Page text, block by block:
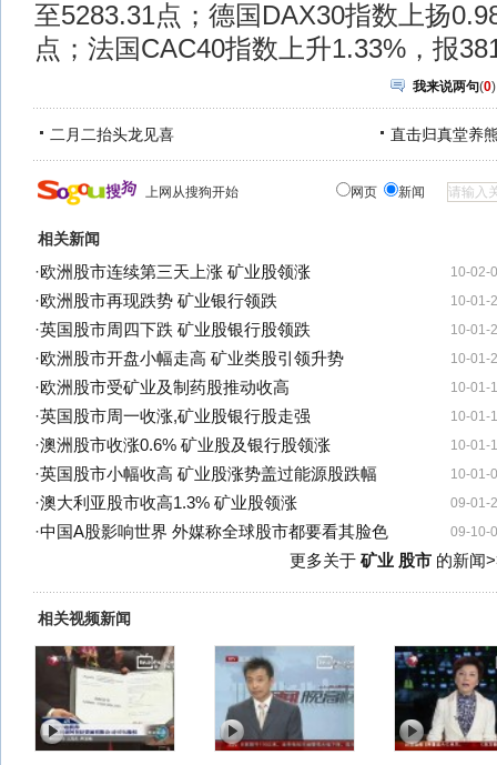
至5283.31点；德国DAX30指数上扬
点；法国CAC40指数上升1.33%，报
我来说两句(0)
二月二抬头龙见喜 直击归真堂养
上网从搜狗开始 网页 新闻
相关新闻
10-02-
·欧洲股市连续第三天上涨 矿业股领涨
10-01-
·欧洲股市再现跌势 矿业银行领跌
10-01-
·英国股市周四下跌 矿业股银行股领跌
10-01-
·欧洲股市开盘小幅走高 矿业类股引领升势
10-01-
·欧洲股市受矿业及制药股推动收高
10-01-
·英国股市周一收涨,矿业股银行股走强
10-01-
·澳洲股市收涨0.6% 矿业股及银行股领涨
10-01-
·英国股市小幅收高 矿业股涨势盖过能源股跌幅
09-01-
·澳大利亚股市收高1.3% 矿业股领涨
09-10-
·中国A股影响世界 外媒称全球股市都要看其脸色
更多关于 矿业 股市的新闻
相关视频新闻